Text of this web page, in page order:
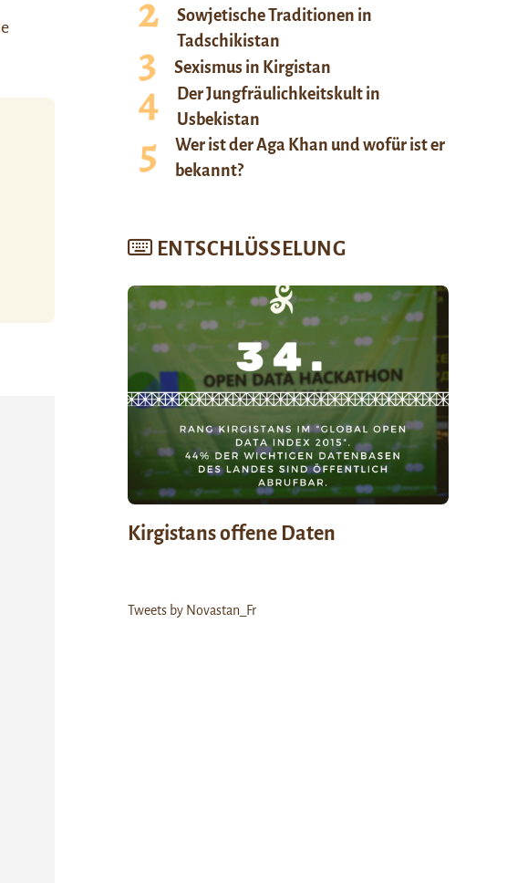
Sowjetische Traditionen in
Tadschikistan
Sexismus in Kirgistan
Der Jungfräulichkeitskult in
Usbekistan
Wer ist der Aga Khan und wofür ist er
bekannt?
ENTSCHLÜSSELUNG
Kirgistans offene Daten
Tweets by Novastan_Fr